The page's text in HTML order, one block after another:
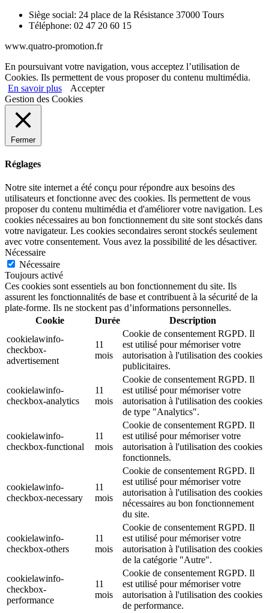
Siège social: 24 place de la Résistance 37000 Tours
Téléphone: 02 47 20 60 15
www.quatro-promotion.fr
En poursuivant votre navigation, vous acceptez l’utilisation de
Cookies. Ils permettent de vous proposer du contenu multimédia.
En savoir plus
Accepter
Gestion des Cookies
Fermer
Réglages
Notre site internet a été conçu pour répondre aux besoins des
utilisateurs et fonctionne avec des cookies. Ils permettent de vous
proposer du contenu multimédia et d'améliorer votre navigation. Les
cookies nécessaires au bon fonctionnement du site sont stockés dans
votre navigateur. Les cookies secondaires seront stockés seulement
avec votre consentement. Vous avez la possibilité de les désactiver.
Nécessaire
Nécessaire
Toujours activé
Ces cookies sont essentiels au bon fonctionnement du site. Ils
assurent les fonctionnalités de base et contribuent à la sécurité de la
plate-forme. Ils ne stockent pas d’informations personnelles.
Cookie
Durée
Description
cookielawinfo-
checkbox-
advertisement
11
mois
Cookie de consentement RGPD. Il
est utilisé pour mémoriser votre
autorisation à l'utilisation des cookies
publicitaires.
cookielawinfo-
checkbox-analytics
11
mois
Cookie de consentement RGPD. Il
est utilisé pour mémoriser votre
autorisation à l'utilisation des cookies
de type "Analytics".
cookielawinfo-
checkbox-functional
11
mois
Cookie de consentement RGPD. Il
est utilisé pour mémoriser votre
autorisation à l'utilisation des cookies
fonctionnels.
cookielawinfo-
checkbox-necessary
11
mois
Cookie de consentement RGPD. Il
est utilisé pour mémoriser votre
autorisation à l'utilisation des cookies
nécessaires au bon fonctionnement
du site.
cookielawinfo-
checkbox-others
11
mois
Cookie de consentement RGPD. Il
est utilisé pour mémoriser votre
autorisation à l'utilisation des cookies
de la catégorie "Autre".
cookielawinfo-
checkbox-
performance
11
mois
Cookie de consentement RGPD. Il
est utilisé pour mémoriser votre
autorisation à l'utilisation des cookies
de performance.